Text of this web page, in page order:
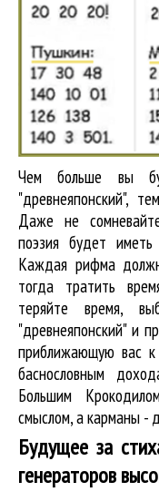
Чем больше вы
"древнеяпонский",
Даже не
поэзия будет иметь
Каждая рифма
тогда тратить
теряйте время,
"древнеяпонский" и
приближающую вас к
баснословным
Большим
смыслом, а карманы -
Будущее за
генераторов